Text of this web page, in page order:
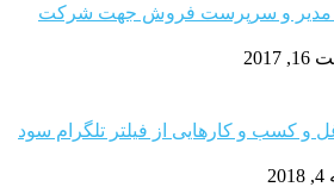
مدیر و سرپرست فروش جهت شرکت
و کسب و کارهایی از فیلتر تلگرام سود